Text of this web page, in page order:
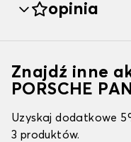
opinia
Znajdź inne
PORSCHE
Uzyskaj dodatkowe
3 produktów.